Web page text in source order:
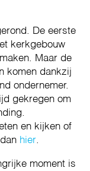
De eerste
kerkgebouw
Maar de
komen dankzij
ondernemer.
gekregen om
en kijken of
hier.
moment is